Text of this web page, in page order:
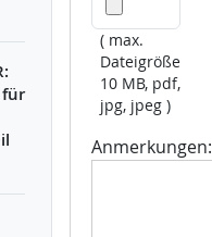
für
( max.
Dateigröße
10 MB, pdf,
jpg, jpeg )
Anmerkungen: